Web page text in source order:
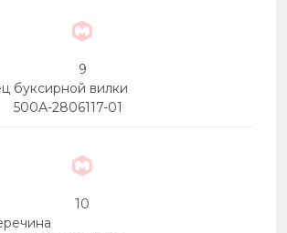
9
буксирной вилки
500А-2806117-01
10